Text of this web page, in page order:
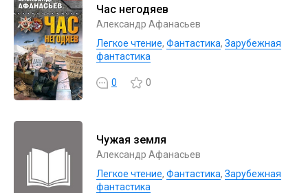
Час негодяев
Александр Афанасьев
Легкое чтение, Фантастика, Зарубежная
фантастика
0 0
Чужая земля
Александр Афанасьев
Легкое чтение, Фантастика, Зарубежная
фантастика